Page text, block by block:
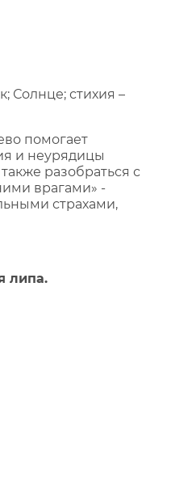
Солнце; стихия –
помогает
и неурядицы
разобраться с
врагами» -
страхами,
липа.